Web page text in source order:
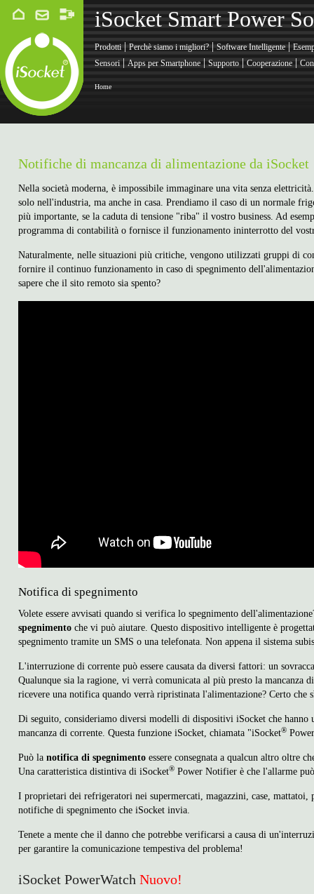
iSocket Smart Power
Prodotti | Perchè siamo i migliori? | Software Intelligente |
Sensori | Apps per Smartphone | Supporto | Cooperazione |
Home
Notifiche di mancanza di alimentazione da iSocket
Nella società moderna, è impossibile immaginare una vita senza
solo nell'industria, ma anche in casa. Prendiamo il caso di un normale
più importante, se la caduta di tensione "riba" il vostro business. Ad
programma di contabilità o fornisce il funzionamento ininterrotto del
Naturalmente, nelle situazioni più critiche, vengono utilizzati gruppi di
fornire il continuo funzionamento in caso di spegnimento
sapere che il sito remoto sia spento?
Notifica di spegnimento
Volete essere avvisati quando si verifica lo spegnimento
spegnimento che vi può aiutare. Questo dispositivo intelligente è
spegnimento tramite un SMS o una telefonata. Non appena il sistema
L'interruzione di corrente può essere causata da diversi fattori: un
Qualunque sia la ragione, vi verrà comunicata al più presto la mancanza
ricevere una notifica quando verrà ripristinata l'alimentazione? Certo che
Di seguito, consideriamo diversi modelli di dispositivi iSocket che hanno
mancanza di corrente. Questa funzione iSocket, chiamata "iSocket®
Può la notifica di spegnimento essere consegnata a qualcun altro oltre
Una caratteristica distintiva di iSocket® Power Notifier è che l'allarme
I proprietari dei refrigeratori nei supermercati, magazzini, case,
notifiche di spegnimento che iSocket invia.
Tenete a mente che il danno che potrebbe verificarsi a causa di
per garantire la comunicazione tempestiva del problema!
iSocket PowerWatch Nuovo!